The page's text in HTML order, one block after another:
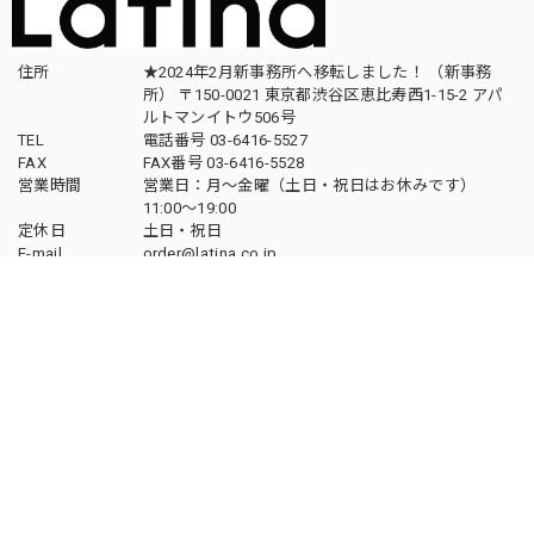
住所
★2024年2月新事務所へ移転しました！ （新事務
所） 〒150-0021 東京都渋谷区恵比寿西1-15-2 アパ
ルトマンイトウ506号
TEL
電話番号 03-6416-5527
FAX
FAX番号 03-6416-5528
営業時間
営業日：月〜金曜（土日・祝日はお休みです）
11:00〜19:00
定休日
土日・祝日
E-mail
order@latina.co.jp